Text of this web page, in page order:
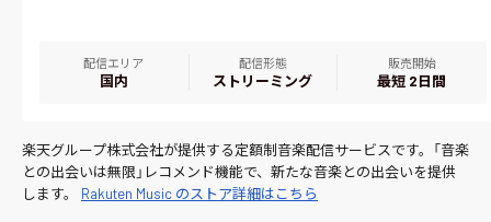
配信エリア
国内
配信形態
ストリーミング
販売開始
最短 2日間
楽天グループ株式会社が提供する定額制音楽配信サービスです。「音楽
との出会いは無限」レコメンド機能で、新たな音楽との出会いを提供
します。 Rakuten Music のストア詳細はこちら